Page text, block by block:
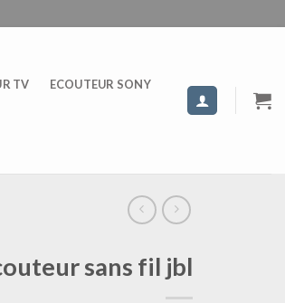
TV ECOUTEUR SONY
sans fil jbl